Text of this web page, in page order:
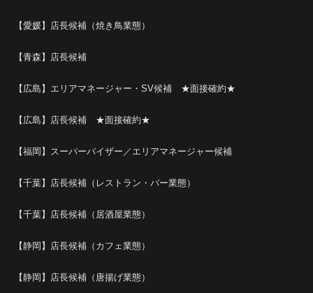
【愛媛】店長候補（焼き鳥業態）
【青森】店長候補
【広島】エリアマネージャー・SV候補 ★面接確約★
【広島】店長候補 ★面接確約★
【福岡】スーパーバイザー／エリアマネージャー候補
【千葉】店長候補（レストラン・バー業態）
【千葉】店長候補（居酒屋業態）
【静岡】店長候補（カフェ業態）
【静岡】店長候補（唐揚げ業態）